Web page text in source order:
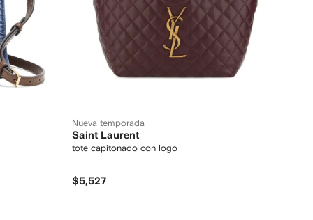
Nueva temporada
Saint Laurent
tote capitonado con logo
$5,527